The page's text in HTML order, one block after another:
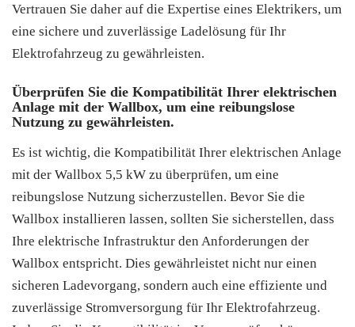
Vertrauen Sie daher auf die Expertise eines Elektrikers, um
eine sichere und zuverlässige Ladelösung für Ihr
Elektrofahrzeug zu gewährleisten.
Überprüfen Sie die Kompatibilität Ihrer elektrischen
Anlage mit der Wallbox, um eine reibungslose
Nutzung zu gewährleisten.
Es ist wichtig, die Kompatibilität Ihrer elektrischen Anlage
mit der Wallbox 5,5 kW zu überprüfen, um eine
reibungslose Nutzung sicherzustellen. Bevor Sie die
Wallbox installieren lassen, sollten Sie sicherstellen, dass
Ihre elektrische Infrastruktur den Anforderungen der
Wallbox entspricht. Dies gewährleistet nicht nur einen
sicheren Ladevorgang, sondern auch eine effiziente und
zuverlässige Stromversorgung für Ihr Elektrofahrzeug.